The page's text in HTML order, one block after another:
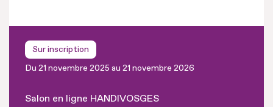
Sur inscription
Du 21 novembre 2025 au 21 novembre 2026
Salon en ligne HANDIVOSGES